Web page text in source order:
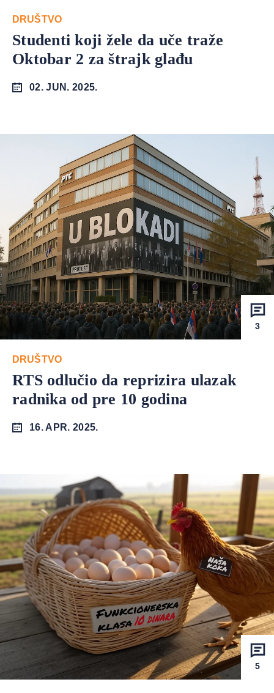
DRUŠTVO
Studenti koji žele da uče traže
Oktobar 2 za štrajk glađu
02. JUN. 2025.
3
DRUŠTVO
RTS odlučio da reprizira ulazak
radnika od pre 10 godina
16. APR. 2025.
5